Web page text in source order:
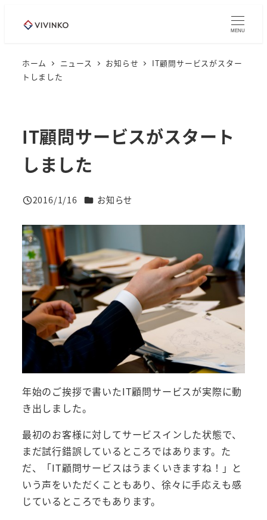
MENU
ホーム ニュース お知らせ
IT顧問サービスがスター
トしました
IT顧問サービスがスタート
しました
投稿日
2016/1/16 ニュースカテゴリー
お知らせ
年始のご挨拶で書いたIT顧問サービスが実際に動
き出しました。
最初のお客様に対してサービスインした状態で、
まだ試行錯誤しているところではあります。た
だ、「IT顧問サービスはうまくいきますね！」と
いう声をいただくこともあり、徐々に手応えも感
じているところでもあります。